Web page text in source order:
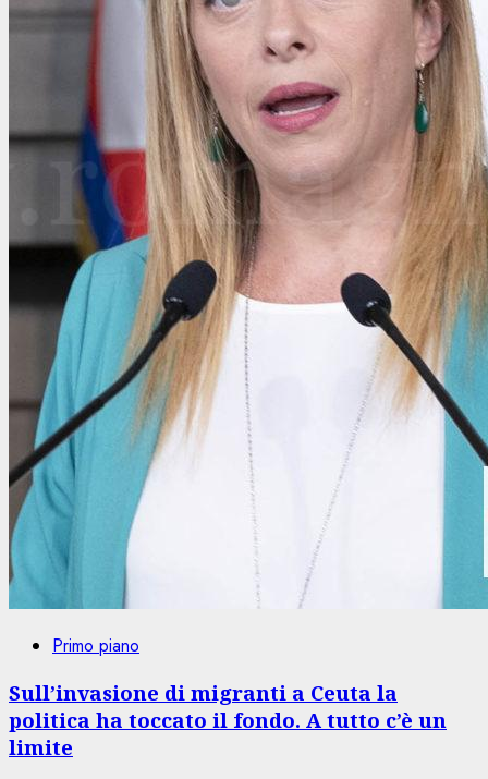
Primo piano
Sull’invasione di migranti a Ceuta la
politica ha toccato il fondo. A tutto c’è un
limite